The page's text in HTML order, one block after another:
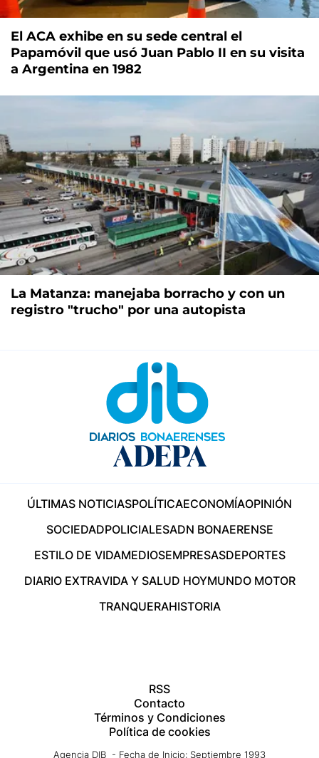
El ACA exhibe en su sede central el
Papamóvil que usó Juan Pablo II en su visita
a Argentina en 1982
La Matanza: manejaba borracho y con un
registro "trucho" por una autopista
ÚLTIMAS NOTICIASPOLÍTICAECONOMÍAOPINIÓN
SOCIEDADPOLICIALESADN BONAERENSE
ESTILO DE VIDAMEDIOSEMPRESASDEPORTES
DIARIO EXTRAVIDA Y SALUD HOYMUNDO MOTOR
TRANQUERAHISTORIA
RSS
Contacto
Términos y Condiciones
Política de cookies
Agencia DIB - Fecha de Inicio: Septiembre 1993